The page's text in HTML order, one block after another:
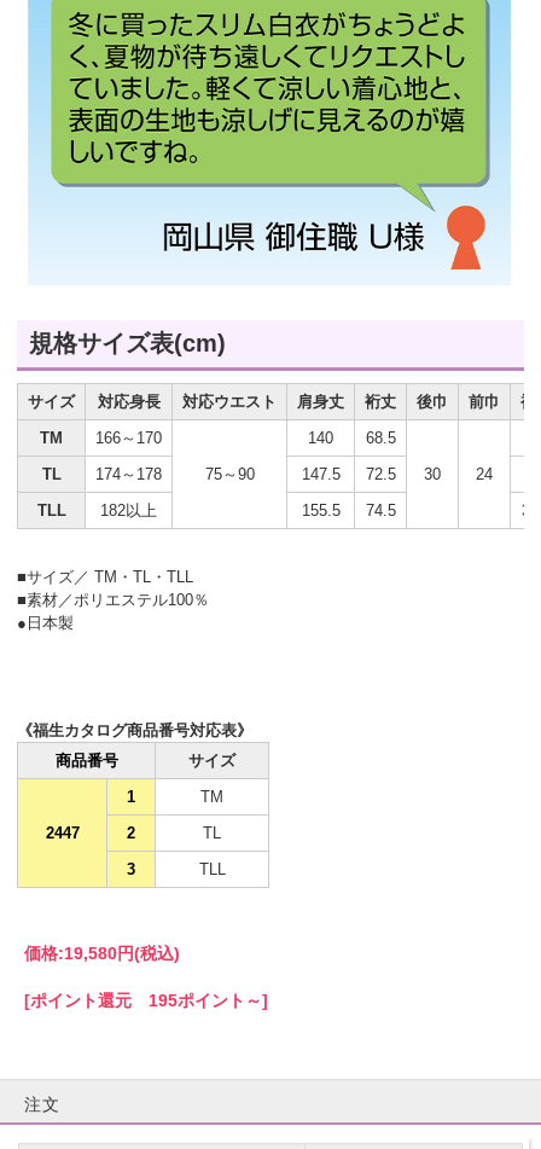
規格サイズ表(cm)
サイズ 対応身長 対応ウエスト 肩身丈 裄丈 後巾 前巾
袖
TM
166～170
75～90
140
68.5
30
24
TL
174～178 147.5 72.5
TLL
182以上 155.5 74.5
■サイズ／ TM・TL・TLL
■素材／ポリエステル100％
●日本製
《福生カタログ商品番号対応表》
商品番号
サイズ
2447
1
TM
2
TL
3
TLL
価格:19,580円(税込)
[ポイント還元 195ポイント～]
注文